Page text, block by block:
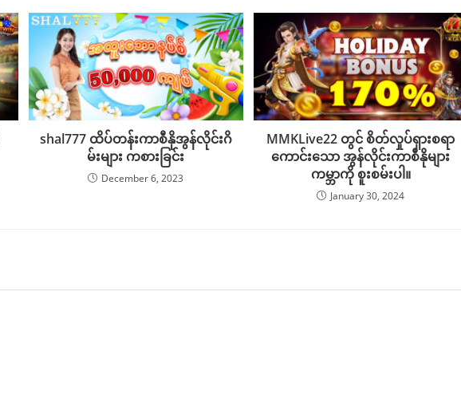
shal777 ထိပ်တန်းကာစီနိုအွန်လိုင်းဂိ
မ်းများ ကစားခြင်း
December 6, 2023
MMKLive22 တွင် စိတ်လှုပ်ရှားစရာ
ကောင်းသော အွန်လိုင်းကာစီနိုများ
ကမ္ဘာကို စူးစမ်းပါ။
January 30, 2024